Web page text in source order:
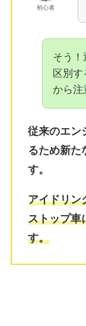
初心者
そう！
区別
から注
従来のエン
るため新た
す。
アイドリン
ストップ車
す。